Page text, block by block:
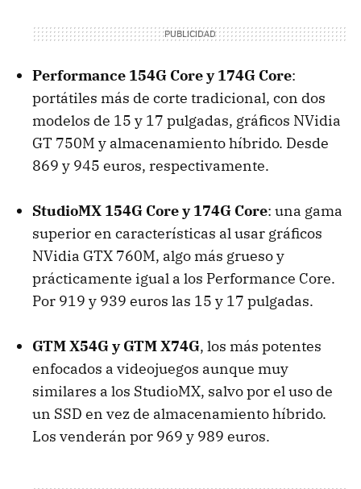
Performance 154G Core y 174G Core:
portátiles más de corte tradicional, con dos
modelos de 15 y 17 pulgadas, gráficos NVidia
GT 750M y almacenamiento híbrido. Desde
869 y 945 euros, respectivamente.
StudioMX 154G Core y 174G Core: una gama
superior en características al usar gráficos
NVidia GTX 760M, algo más grueso y
prácticamente igual a los Performance Core.
Por 919 y 939 euros las 15 y 17 pulgadas.
GTM X54G y GTM X74G, los más potentes
enfocados a videojuegos aunque muy
similares a los StudioMX, salvo por el uso de
un SSD en vez de almacenamiento híbrido.
Los venderán por 969 y 989 euros.